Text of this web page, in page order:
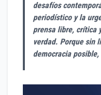
desafíos
periodístico y la
prensa libre, crítica
verdad. Porque sin
democracia